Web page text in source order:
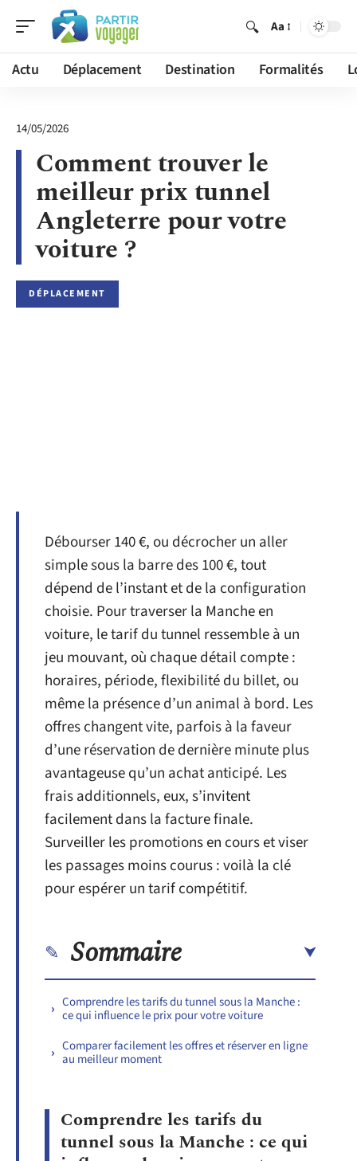
Aa
Actu Déplacement Destination Formalités
14/05/2026
Comment trouver le
meilleur prix tunnel
Angleterre pour votre
voiture ?
DÉPLACEMENT
Débourser 140 €, ou décrocher un aller
simple sous la barre des 100 €, tout
dépend de l’instant et de la configuration
choisie. Pour traverser la Manche en
voiture, le tarif du tunnel ressemble à un
jeu mouvant, où chaque détail compte :
horaires, période, flexibilité du billet, ou
même la présence d’un animal à bord. Les
offres changent vite, parfois à la faveur
d’une réservation de dernière minute plus
avantageuse qu’un achat anticipé. Les
frais additionnels, eux, s’invitent
facilement dans la facture finale.
Surveiller les promotions en cours et viser
les passages moins courus : voilà la clé
pour espérer un tarif compétitif.
Sommaire
Comprendre les tarifs du tunnel sous la Manche :
ce qui influence le prix pour votre voiture
Comparer facilement les offres et réserver en ligne
au meilleur moment
Comprendre les tarifs du
tunnel sous la Manche : ce qui